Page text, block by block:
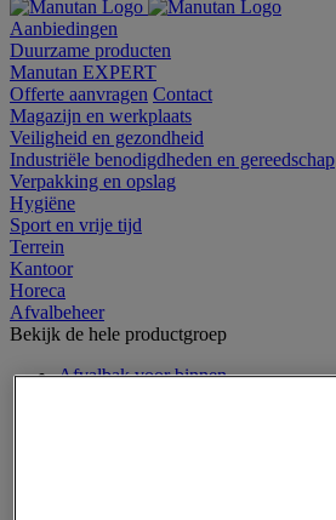
Aanbiedingen
Duurzame producten
Manutan EXPERT
Offerte aanvragen Contact
Magazijn en werkplaats
Veiligheid en gezondheid
Industriële benodigdheden en gereedschap
Verpakking en opslag
Hygiëne
Sport en vrije tijd
Terrein
Kantoor
Horeca
Afvalbeheer
Bekijk de hele productgroep
Afvalbak voor binnen